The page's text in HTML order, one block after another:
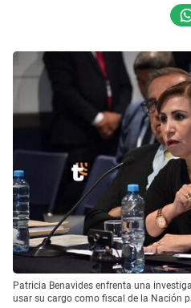
Patricia Benavides enfrenta una
usar su cargo como fiscal de la Nación